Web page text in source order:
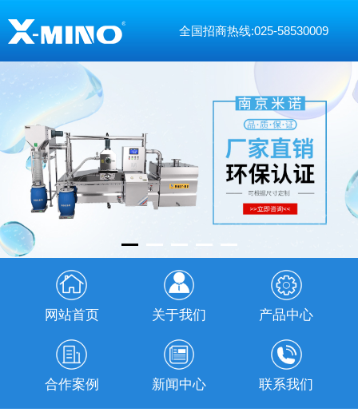
全国招商热线:025-58530009
网站首页 关于我们 产品中心
合作案例 新闻中心 联系我们